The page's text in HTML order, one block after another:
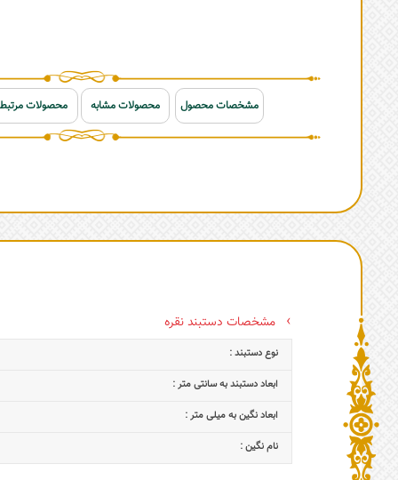
مشخصات محصول محصولات مشابه محصولات مرتبط
مشخصات دستبند نقره
نوع دستبند :
ابعاد دستبند به سانتی متر :
ابعاد نگین به میلی متر :
نام نگین :